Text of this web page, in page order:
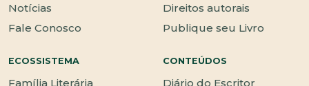
Notícias
Fale Conosco
Direitos autorais
Publique seu Livro
ECOSSISTEMA
Família Literária
CONTEÚDOS
Diário do Escritor